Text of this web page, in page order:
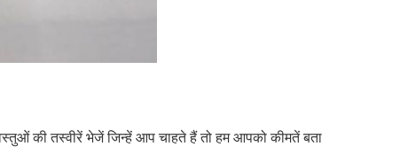
की तस्वीरें भेजें जिन्हें आप चाहते हैं तो हम आपको कीमतें बता